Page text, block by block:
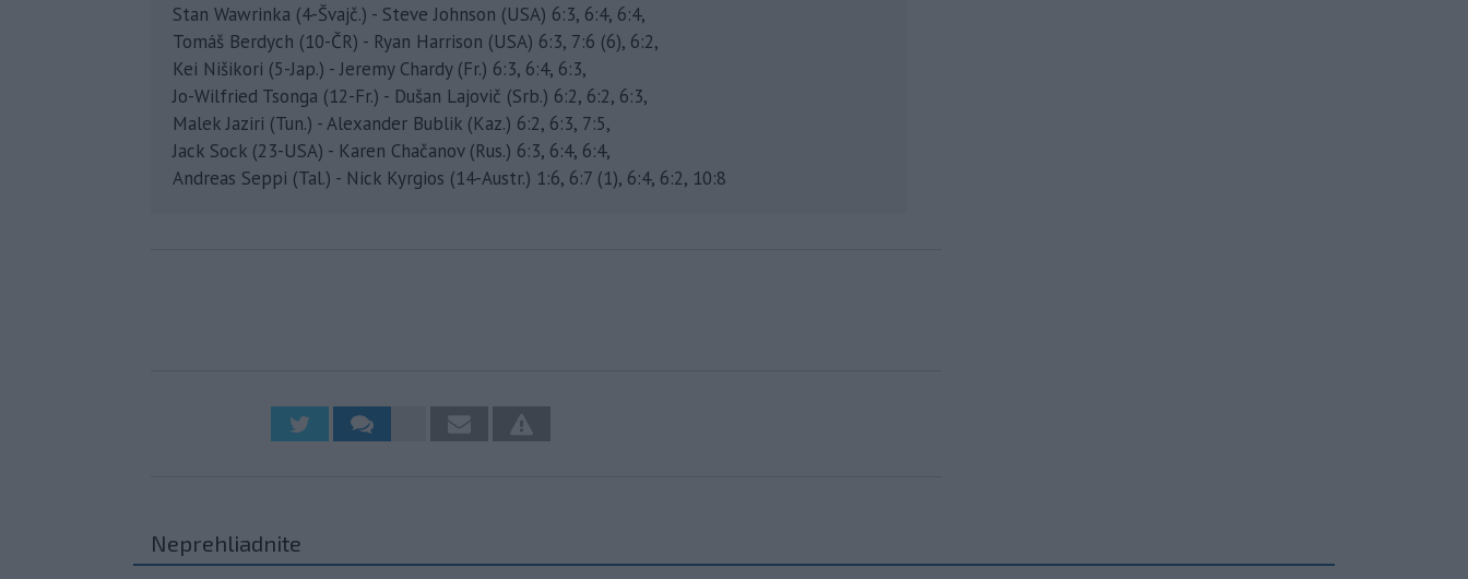
Stan Wawrinka (4-Švajč.) - Steve Johnson (USA) 6:3, 6:4, 6:4,
Tomáš Berdych (10-ČR) - Ryan Harrison (USA) 6:3, 7:6 (6), 6:2,
Kei Nišikori (5-Jap.) - Jeremy Chardy (Fr.) 6:3, 6:4, 6:3,
Jo-Wilfried Tsonga (12-Fr.) - Dušan Lajovič (Srb.) 6:2, 6:2, 6:3,
Malek Jaziri (Tun.) - Alexander Bublik (Kaz.) 6:2, 6:3, 7:5,
Jack Sock (23-USA) - Karen Chačanov (Rus.) 6:3, 6:4, 6:4,
Andreas Seppi (Tal.) - Nick Kyrgios (14-Austr.) 1:6, 6:7 (1), 6:4, 6:2, 10:8
Neprehliadnite